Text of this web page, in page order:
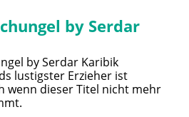
by Serdar
by Serdar Karibik
lustigster Erzieher ist
wenn dieser Titel nicht mehr